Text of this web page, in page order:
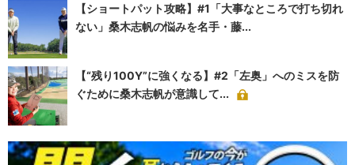
【ショートパット攻略】#1「大事なところで打ち切れ
ない」桑木志帆の悩みを名手・藤...
【“残り100Y”に強くなる】#2「左奥」へのミスを防
ぐために桑木志帆が意識して...